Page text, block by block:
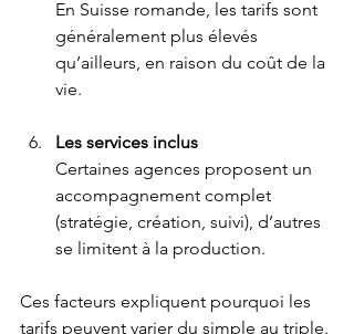
En Suisse romande, les tarifs sont
généralement plus élevés
qu’ailleurs, en raison du coût de la
vie.
Les services inclus
Certaines agences proposent un
accompagnement complet
(stratégie, création, suivi), d’autres
se limitent à la production.
Ces facteurs expliquent pourquoi les
tarifs peuvent varier du simple au triple.